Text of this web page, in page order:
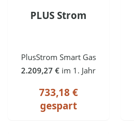
PLUS Strom
PlusStrom Smart Gas
2.209,27 € im 1. Jahr
733,18 €
gespart